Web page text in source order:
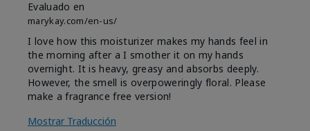
Evaluado en
marykay.com/en-us/
I love how this moisturizer makes my hands feel in
the morning after a I smother it on my hands
overnight. It is heavy, greasy and absorbs deeply.
However, the smell is overpoweringly floral. Please
make a fragrance free version!
Mostrar Traducción